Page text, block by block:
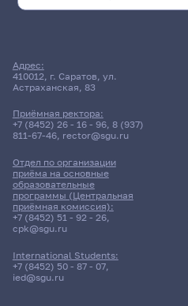
Адрес:
410012, г. Саратов, ул.
Астраханская, 83
Приёмная ректора:
+7 (8452) 26 - 16 - 96, 8 (937)
811-67-46, rector@sgu.ru
Отдел по организации
приёма на основные
образовательные
программы (Центральная
приёмная комиссия):
+7 (8452) 51 - 92 - 26,
cpk@sgu.ru
International Students:
+7 (8452) 50 - 87 - 07,
ied@sgu.ru